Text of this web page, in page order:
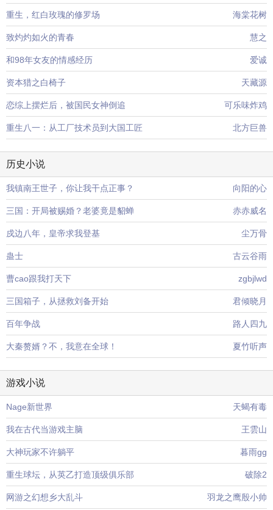
重生，红白玫瑰的修罗场 海棠花树
致灼灼如火的青春 慧之
和98年女友的情感经历 爱诚
资本猎之白椅子 天藏源
恋综上摆烂后，被国民女神倒追 可乐味炸鸡
重生八一：从工厂技术员到大国工匠 北方巨兽
历史小说
我镇南王世子，你让我干点正事？ 向阳的心
三国：开局被赐婚？老婆竟是貂蝉 赤赤威名
戍边八年，皇帝求我登基 尘万骨
蛊士 古云谷雨
曹cao跟我打天下 zgbjlwd
三国箱子，从拯救刘备开始 君倾晓月
百年争战 路人四九
大秦赘婿？不，我意在全球！ 夏竹听声
游戏小说
Nage新世界 天蝎有毒
我在古代当游戏主脑 王雲山
大神玩家不许躺平 暮雨gg
重生球坛，从英乙打造顶级俱乐部 破除2
网游之幻想乡大乱斗 羽龙之鹰殷小帅